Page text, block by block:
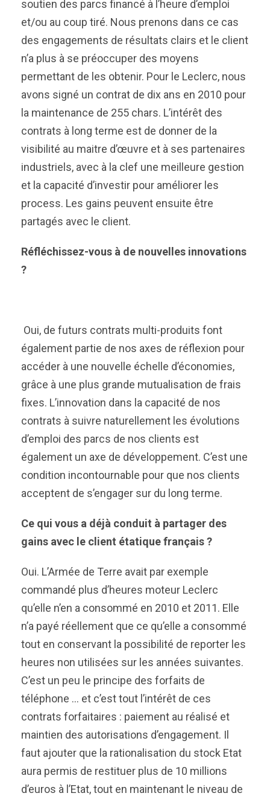
soutien des parcs financé à l’heure d’emploi
et/ou au coup tiré. Nous prenons dans ce cas
des engagements de résultats clairs et le client
n’a plus à se préoccuper des moyens
permettant de les obtenir. Pour le Leclerc, nous
avons signé un contrat de dix ans en 2010 pour
la maintenance de 255 chars. L’intérêt des
contrats à long terme est de donner de la
visibilité au maitre d’œuvre et à ses partenaires
industriels, avec à la clef une meilleure gestion
et la capacité d’investir pour améliorer les
process. Les gains peuvent ensuite être
partagés avec le client.
Réfléchissez-vous à de nouvelles innovations
?
Oui, de futurs contrats multi-produits font
également partie de nos axes de réflexion pour
accéder à une nouvelle échelle d’économies,
grâce à une plus grande mutualisation de frais
fixes. L’innovation dans la capacité de nos
contrats à suivre naturellement les évolutions
d’emploi des parcs de nos clients est
également un axe de développement. C’est une
condition incontournable pour que nos clients
acceptent de s’engager sur du long terme.
Ce qui vous a déjà conduit à partager des
gains avec le client étatique français ?
Oui. L’Armée de Terre avait par exemple
commandé plus d’heures moteur Leclerc
qu’elle n’en a consommé en 2010 et 2011. Elle
n’a payé réellement que ce qu’elle a consommé
tout en conservant la possibilité de reporter les
heures non utilisées sur les années suivantes.
C’est un peu le principe des forfaits de
téléphone … et c’est tout l’intérêt de ces
contrats forfaitaires : paiement au réalisé et
maintien des autorisations d’engagement. Il
faut ajouter que la rationalisation du stock Etat
aura permis de restituer plus de 10 millions
d’euros à l’Etat, tout en maintenant le niveau de